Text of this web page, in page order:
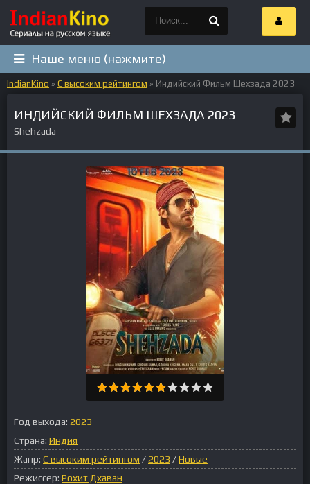
Наше меню (нажмите)
IndianKino » С высоким рейтингом » Индийский Фильм Шехзада 2023
ИНДИЙСКИЙ ФИЛЬМ ШЕХЗАДА 2023
Shehzada
Год выхода: 2023
Страна: Индия
Жанр: С высоким рейтингом /2023 /Новые
Режиссер: Рохит Дхаван